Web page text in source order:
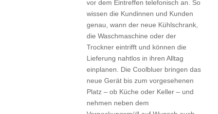
vor dem Eintreffen telefonisch an. So
wissen die Kundinnen und Kunden
genau, wann der neue Kühlschrank,
die Waschmaschine oder der
Trockner eintrifft und können die
Lieferung nahtlos in ihren Alltag
einplanen. Die Coolbluer bringen das
neue Gerät bis zum vorgesehenen
Platz – ob Küche oder Keller – und
nehmen neben dem